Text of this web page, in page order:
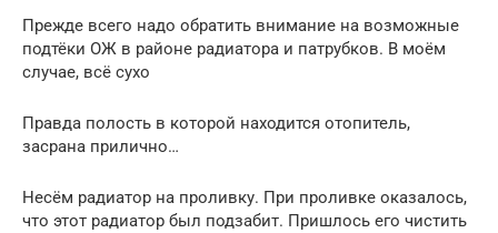
Прежде всего надо обратить внимание на возможные
подтёки ОЖ в районе радиатора и патрубков. В моём
случае, всё сухо
Правда полость в которой находится отопитель,
засрана прилично…
Несём радиатор на проливку. При проливке оказалось,
что этот радиатор был подзабит. Пришлось его чистить